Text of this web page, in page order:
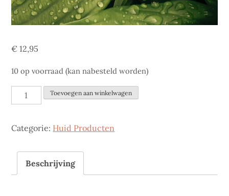
€ 12,95
10 op voorraad (kan nabesteld worden)
Smeerwortelzalf
60
aantal
Toevoegen aan winkelwagen
Categorie: Huid Producten
Beschrijving